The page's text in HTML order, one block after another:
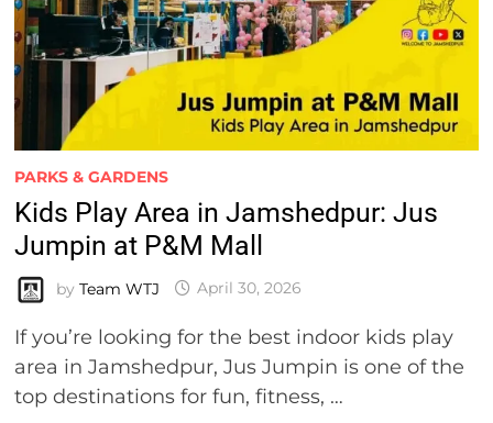
PARKS & GARDENS
Kids Play Area in Jamshedpur: Jus
Jumpin at P&M Mall
by Team WTJ April 30, 2026
If you’re looking for the best indoor kids play
area in Jamshedpur, Jus Jumpin is one of the
top destinations for fun, fitness, …